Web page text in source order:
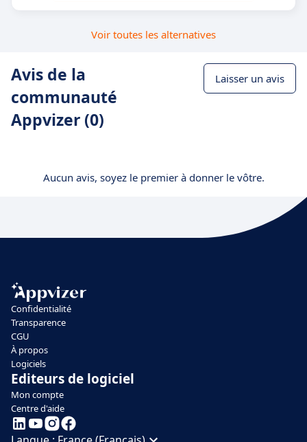
Voir toutes les alternatives
Avis de la
communauté
Appvizer (0)
Laisser un avis
Aucun avis, soyez le premier à donner le vôtre.
Confidentialité
Transparence
CGU
À propos
Logiciels
Editeurs de logiciel
Mon compte
Centre d'aide